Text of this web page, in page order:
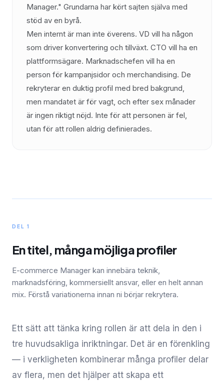
Manager." Grundarna har kört sajten själva med
stöd av en byrå.
Men internt är man inte överens. VD vill ha någon
som driver konvertering och tillväxt. CTO vill ha en
plattformsägare. Marknadschefen vill ha en
person för kampanjsidor och merchandising. De
rekryterar en duktig profil med bred bakgrund,
men mandatet är för vagt, och efter sex månader
är ingen riktigt nöjd. Inte för att personen är fel,
utan för att rollen aldrig definierades.
DEL 1
En titel, många möjliga profiler
E-commerce Manager kan innebära teknik,
marknadsföring, kommersiellt ansvar, eller en helt annan
mix. Förstå variationerna innan ni börjar rekrytera.
Ett sätt att tänka kring rollen är att dela in den i
tre huvudsakliga inriktningar. Det är en förenkling
— i verkligheten kombinerar många profiler delar
av flera, men det hjälper att skapa ett